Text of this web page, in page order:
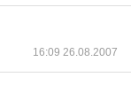
16:09 26.08.2007